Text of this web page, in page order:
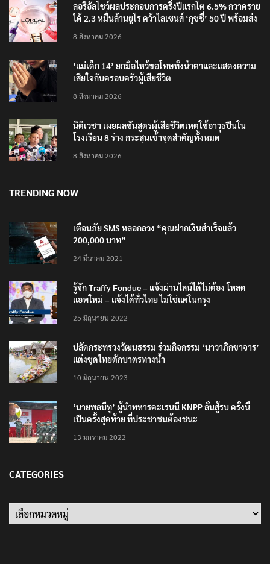
ลอรีอัลโชว์ผลประกอบการครึ่งปีแรกโต 6.5% กวาดราย
ได้ 2.3 หมื่นล้านยูโร คว้าไลเซนส์ ‘กุชชี่’ 50 ปี พร้อมส่ง
8 สิงหาคม 2026
‘แม่เด็ก 14’ ยกมือไหว้ขอโทษทั้งน้ำตาและแสดงความ
เสียใจกับครอบครัวผู้เสียชีวิต
8 สิงหาคม 2026
นิติเวชฯ เผยผลชันสูตรผู้เสียชีวิตเหตุใช้อาวุธปืนใน
โรงเรียน 8 ร่าง กระสุนเข้าจุดสำคัญทั้งหมด
8 สิงหาคม 2026
TRENDING NOW
เตือนภัย SMS หลอกลวง “คุณฝากเงินสำเร็จแล้ว
200,000 บาท”
24 มีนาคม 2021
รู้จัก Traffy Fondue – แจ้งผ่านไลน์ได้ไม่ต้อง โหลด
แอพใหม่ – แจ้งได้ทั่วไทย ไม่ใช่แค่ในกรุง
25 มิถุนายน 2022
ปลัดกระทรวงวัฒนธรรม ร่วมกิจกรรม ‘นาวาภิกขาจาร’
แต่งชุดไทยตักบาตรทางน้ำ
10 มิถุนายน 2023
‘นายพลบีทู’ ผู้นำทหารคะเรนนี KNPP ลั่นสู้รบ ครั้งนี้
เป็นครั้งสุดท้าย ที่ประชาชนต้องชนะ
13 มกราคม 2022
CATEGORIES
Categories